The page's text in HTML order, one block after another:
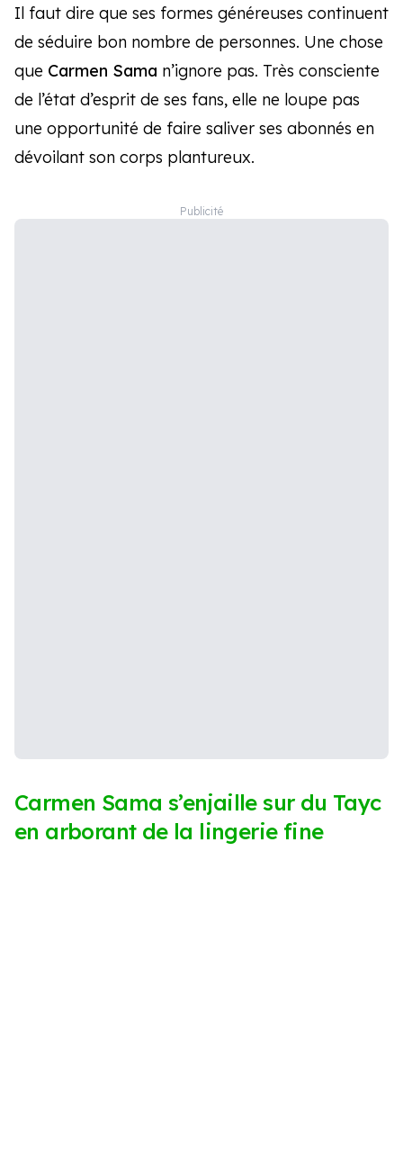
Il faut dire que ses formes généreuses continuent
de séduire bon nombre de personnes. Une chose
que Carmen Sama n’ignore pas. Très consciente
de l’état d’esprit de ses fans, elle ne loupe pas
une opportunité de faire saliver ses abonnés en
dévoilant son corps plantureux.
Carmen Sama s’enjaille sur du Tayc
en arborant de la lingerie fine